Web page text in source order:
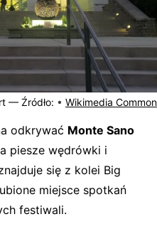
— Źródło: • Wikimedia
odkrywać Monte Sano
piesze wędrówki i
się z kolei Big
miejsce spotkań
festiwali.